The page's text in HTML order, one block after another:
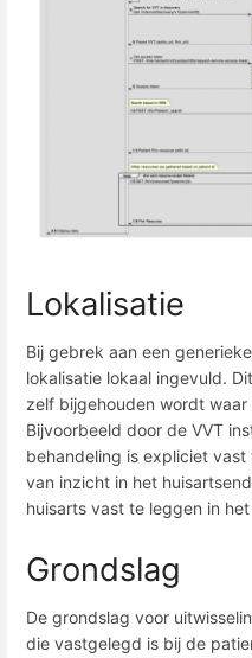
Lokalisatie
Bij gebrek aan een
lokalisatie lokaal ingevuld.
zelf bijgehouden wordt
Bijvoorbeeld door de VVT
behandeling is expliciet
van inzicht in het
huisarts vast te leggen in
Grondslag
De grondslag voor
die vastgelegd is bij de